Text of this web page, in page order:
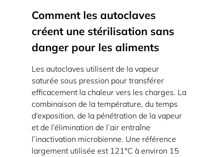
1.2
Points
de
clés
que
les
opérateurs
doivent
surveiller
2
Comment les autoclaves
créent une stérilisation sans
danger pour les aliments
Les autoclaves utilisent de la vapeur
saturée sous pression pour transférer
efficacement la chaleur vers les charges. La
combinaison de la température, du temps
d’exposition, de la pénétration de la vapeur
et de l’élimination de l’air entraîne
l’inactivation microbienne. Une référence
largement utilisée est 121°C à environ 15